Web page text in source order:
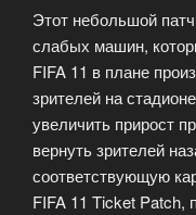
Этот небольшой
слабых машин,
FIFA 11 в плане
зрителей на
увеличить прирост
вернуть зрителей
соответствующую
FIFA 11 Ticket Patch,